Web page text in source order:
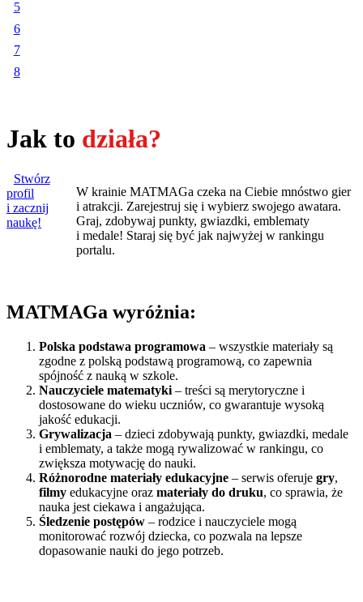
5
6
7
8
Jak to działa?
W krainie MATMAGa czeka na Ciebie mnóstwo gier
i atrakcji. Zarejestruj się i wybierz swojego awatara.
Graj, zdobywaj punkty, gwiazdki, emblematy
i medale! Staraj się być jak najwyżej w rankingu
portalu.
Stwórz
profil
i zacznij
naukę!
MATMAGa wyróżnia:
Polska podstawa programowa – wszystkie materiały są
zgodne z polską podstawą programową, co zapewnia
spójność z nauką w szkole.
Nauczyciele matematyki – treści są merytoryczne i
dostosowane do wieku uczniów, co gwarantuje wysoką
jakość edukacji.
Grywalizacja – dzieci zdobywają punkty, gwiazdki, medale
i emblematy, a także mogą rywalizować w rankingu, co
zwiększa motywację do nauki.
Różnorodne materiały edukacyjne – serwis oferuje gry,
filmy edukacyjne oraz materiały do druku, co sprawia, że
nauka jest ciekawa i angażująca.
Śledzenie postępów – rodzice i nauczyciele mogą
monitorować rozwój dziecka, co pozwala na lepsze
dopasowanie nauki do jego potrzeb.